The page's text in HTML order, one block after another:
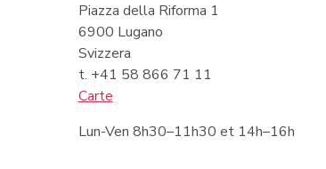
Piazza della Riforma 1
6900 Lugano
Svizzera
t. +41 58 866 71 11
Carte
Lun-Ven 8h30–11h30 et 14h–16h